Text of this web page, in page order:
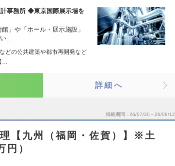
事務所 ◆東京国際展示場を
」や「ホール・展示施設」
…
どの公共建築や都市再開発など
…
詳細へ
掲載期間 26/07/30～26/08/12
【九州（福岡・佐賀）】※土
円）